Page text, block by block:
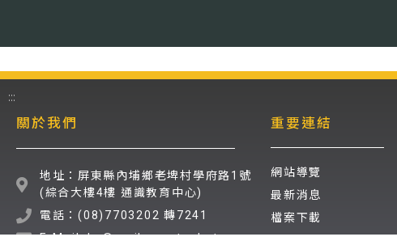
:::
關於我們
地址：屏東縣內埔鄉老埤村學府路1號
(綜合大樓4樓 通識教育中心)
電話：(08)7703202 轉7241
E-Mail: hs@mail.npust.edu.tw
重要連結
網站導覽
最新消息
檔案下載